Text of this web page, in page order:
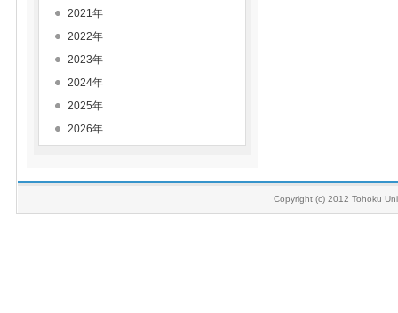
2021年
2022年
2023年
2024年
2025年
2026年
Copyright (c) 2012 Tohoku